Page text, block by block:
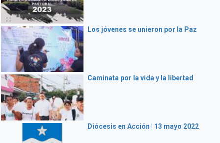
Los jóvenes se unieron por la Paz
Caminata por la vida y la libertad
Diócesis en Acción | 13 mayo 2022